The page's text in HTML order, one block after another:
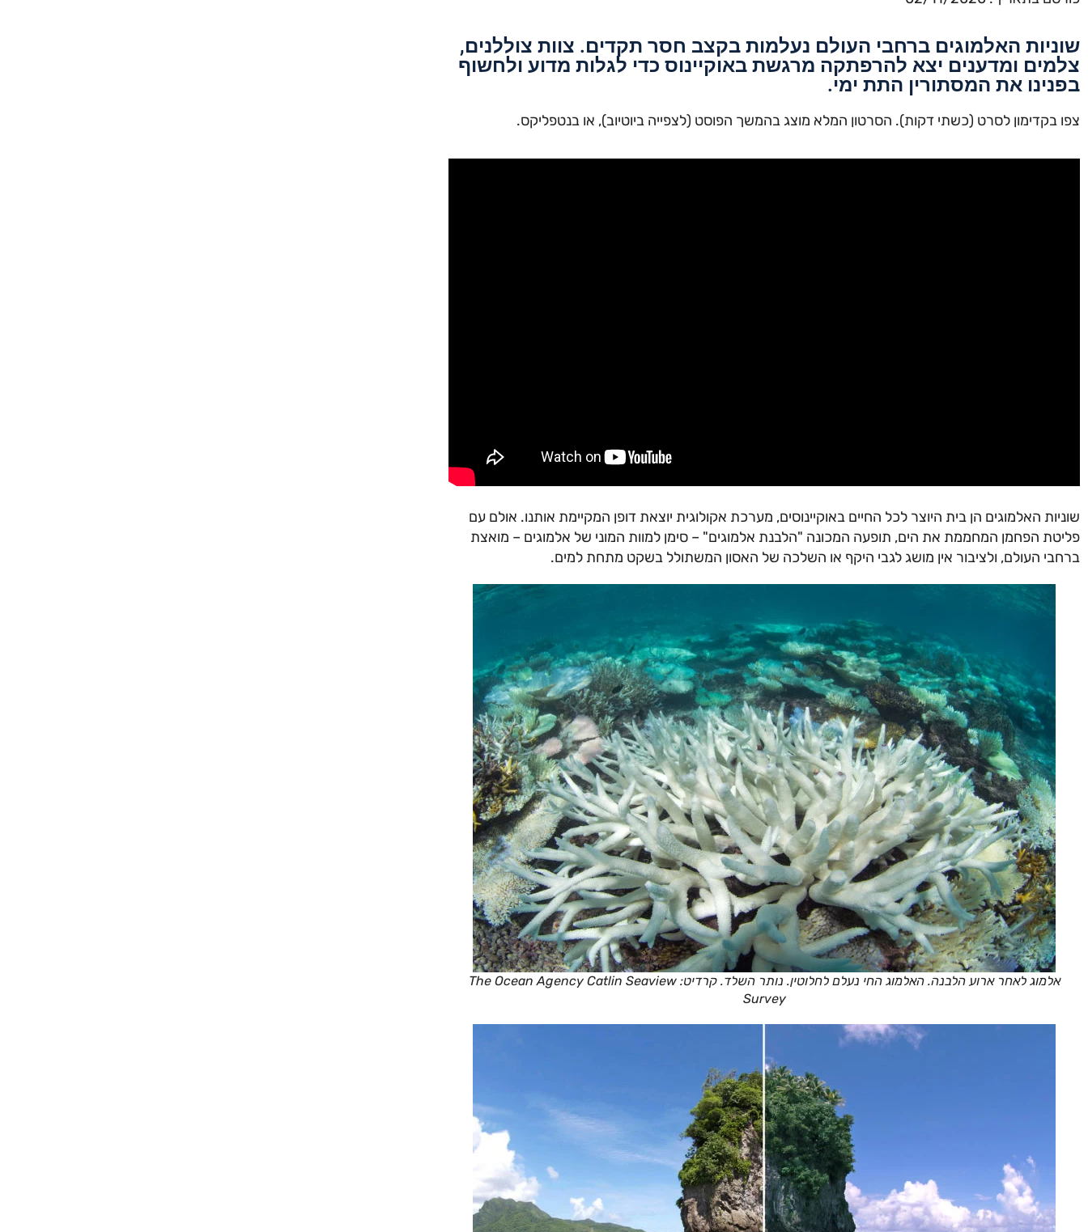
שוניות האלמוגים ברחבי העולם נעלמות בקצב חסר תקדים. צוות צוללנים,
צלמים ומדענים יצא להרפתקה מרגשת באוקיינוס כדי לגלות מדוע ולחשוף
בפנינו את המסתורין התת ימי.
צפו בקדימון לסרט (כשתי דקות). הסרטון המלא מוצג בהמשך הפוסט (לצפייה ביוטיוב), או בנטפליקס.
שוניות האלמוגים הן בית היוצר לכל החיים באוקיינוסים, מערכת אקולוגית יוצאת דופן המקיימת אותנו. אולם עם
פליטת הפחמן המחממת את הים, תופעה המכונה "הלבנת אלמוגים" – סימן למוות המוני של אלמוגים – מואצת
ברחבי העולם, ולציבור אין מושג לגבי היקף או השלכה של האסון המשתולל בשקט מתחת למים.
אלמוג לאחר ארוע הלבנה. האלמוג החי נעלם לחלוטין. נותר השלד. קרדיט: The Ocean Agency Catlin Seaview
Survey